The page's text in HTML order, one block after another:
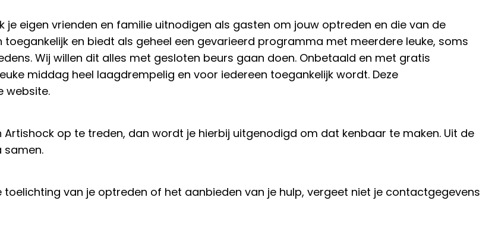
eigen vrienden en familie uitnodigen als gasten om jouw optreden en die van de
toegankelijk en biedt als geheel een gevarieerd programma met meerdere leuke, soms
Wij willen dit alles met gesloten beurs gaan doen. Onbetaald en met gratis
middag heel laagdrempelig en voor iedereen toegankelijk wordt. Deze
website.
op te treden, dan wordt je hierbij uitgenodigd om dat kenbaar te maken. Uit de
samen.
toelichting van je optreden of het aanbieden van je hulp, vergeet niet je contactgegevens